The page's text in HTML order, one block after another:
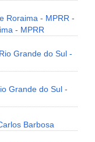
Roraima - MPRR -
- MPRR
Grande do Sul -
Grande do Sul -
Barbosa